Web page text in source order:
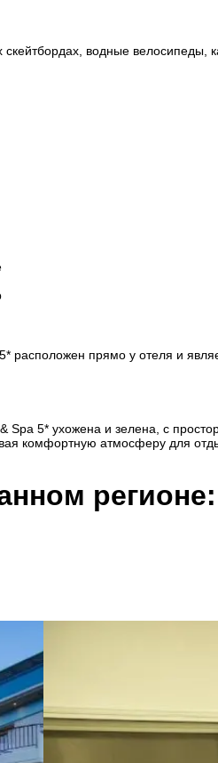
водные велосипеды,
расположен прямо у отеля и
Spa 5* ухожена и зелена, с
комфортную атмосферу для
регионе: